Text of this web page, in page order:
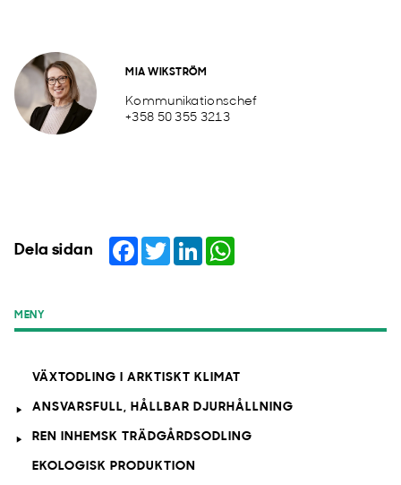
MIA WIKSTRÖM
Kommunikationschef
+358 50 355 3213
Dela sidan Facebook
TwitterLinkedIn
MENY
VÄXTODLING I ARKTISKT KLIMAT
ANSVARSFULL, HÅLLBAR DJURHÅLLNING
REN INHEMSK TRÄDGÅRDSODLING
EKOLOGISK PRODUKTION